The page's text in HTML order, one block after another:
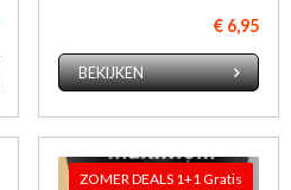
€ 6,95
BEKIJKEN
ZOMER DEALS 1+1 Gratis